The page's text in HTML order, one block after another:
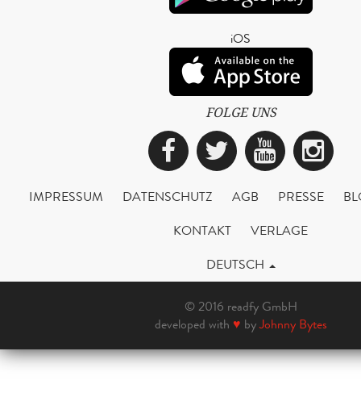
iOS
FOLGE UNS
Facebook
Twitter
IMPRESSUM DATENSCHUTZ AGB PRESSE
KONTAKT
VERLAGE
DEUTSCH
© 2016 readfy GmbH
developed with ♥ byJohnny Bytes